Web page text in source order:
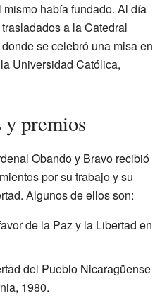
había fundado. Al día
a la Catedral
se celebró una misa en
Universidad Católica,
y premios
Obando y Bravo recibió
por su trabajo y su
Algunos de ellos son:
de la Paz y la Libertad en
del Pueblo Nicaragüense
1980.